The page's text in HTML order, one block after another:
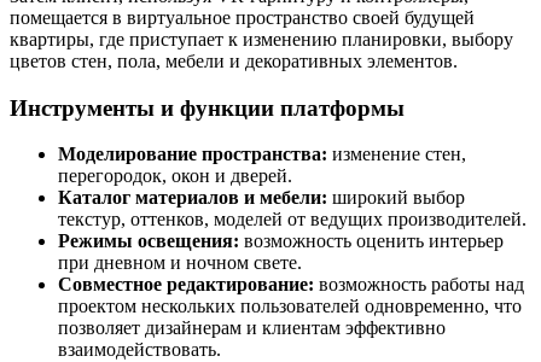
помещается в виртуальное пространство своей будущей
квартиры, где приступает к изменению планировки, выбору
цветов стен, пола, мебели и декоративных элементов.
Инструменты и функции платформы
Моделирование пространства: изменение стен,
перегородок, окон и дверей.
Каталог материалов и мебели: широкий выбор
текстур, оттенков, моделей от ведущих производителей.
Режимы освещения: возможность оценить интерьер
при дневном и ночном свете.
Совместное редактирование: возможность работы над
проектом нескольких пользователей одновременно, что
позволяет дизайнерам и клиентам эффективно
взаимодействовать.